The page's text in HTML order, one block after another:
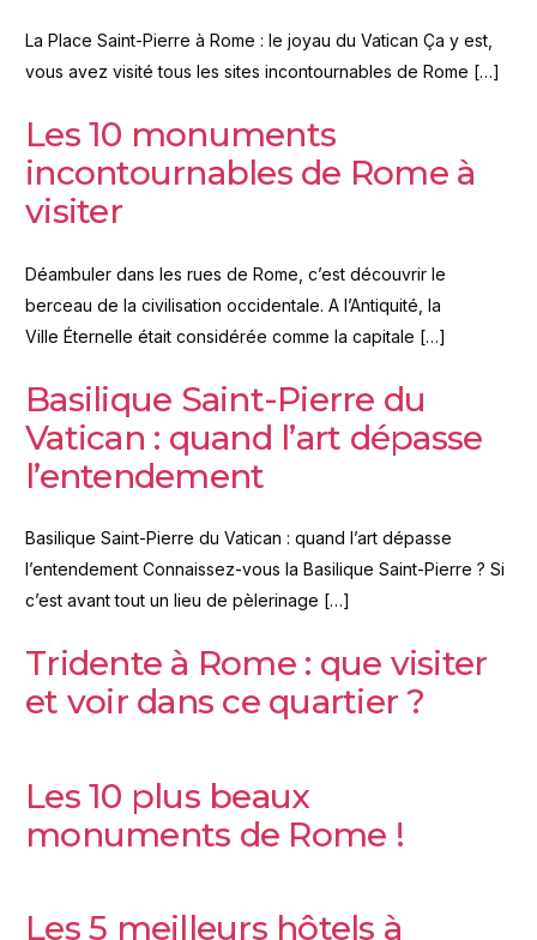
La Place Saint-Pierre à Rome : le joyau du Vatican Ça y est,
vous avez visité tous les sites incontournables de Rome […]
Les 10 monuments
incontournables de Rome à
visiter
Déambuler dans les rues de Rome, c’est découvrir le
berceau de la civilisation occidentale. A l’Antiquité, la
Ville Éternelle était considérée comme la capitale […]
Basilique Saint-Pierre du
Vatican : quand l’art dépasse
l’entendement
Basilique Saint-Pierre du Vatican : quand l’art dépasse
l’entendement Connaissez-vous la Basilique Saint-Pierre ? Si
c’est avant tout un lieu de pèlerinage […]
Tridente à Rome : que visiter
et voir dans ce quartier ?
Les 10 plus beaux
monuments de Rome !
Les 5 meilleurs hôtels à